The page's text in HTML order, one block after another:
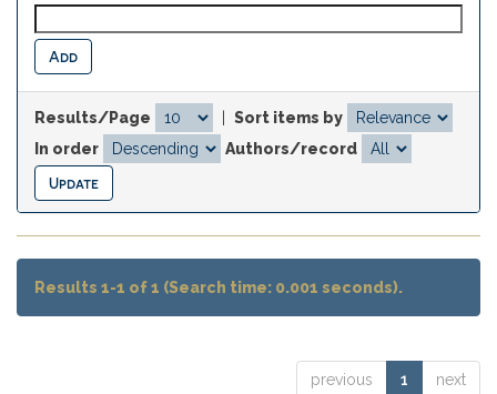
Results/Page
Sort items by
In order
Authors/record
Results 1-1 of 1 (Search time: 0.001 seconds).
previous 1 next